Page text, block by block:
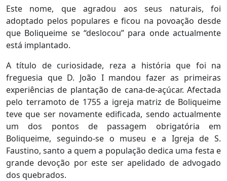
Este nome, que agradou aos seus naturais, foi
adoptado pelos populares e ficou na povoação desde
que Boliqueime se “deslocou” para onde actualmente
está implantado.
A título de curiosidade, reza a história que foi na
freguesia que D. João I mandou fazer as primeiras
experiências de plantação de cana-de-açúcar. Afectada
pelo terramoto de 1755 a igreja matriz de Boliqueime
teve que ser novamente edificada, sendo actualmente
um dos pontos de passagem obrigatória em
Boliqueime, seguindo-se o museu e a Igreja de S.
Faustino, santo a quem a população dedica uma festa e
grande devoção por este ser apelidado de advogado
dos quebrados.